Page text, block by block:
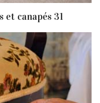
et canapés 31